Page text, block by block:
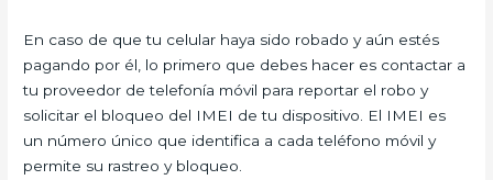
En caso de que tu celular haya sido robado y aún estés
pagando por él, lo primero que debes hacer es contactar a
tu proveedor de telefonía móvil para reportar el robo y
solicitar el bloqueo del IMEI de tu dispositivo. El IMEI es
un número único que identifica a cada teléfono móvil y
permite su rastreo y bloqueo.